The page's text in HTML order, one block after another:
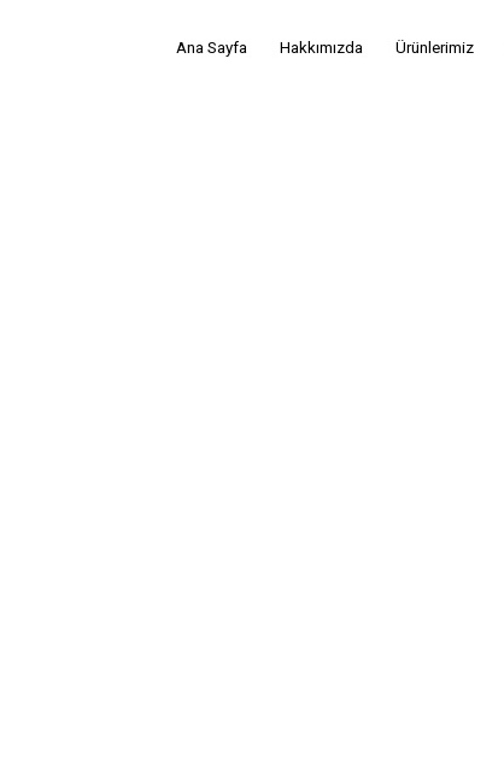
Ana Sayfa Hakkımızda Ürünlerimiz